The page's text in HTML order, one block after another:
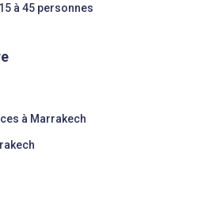
à 45 personnes
à Marrakech